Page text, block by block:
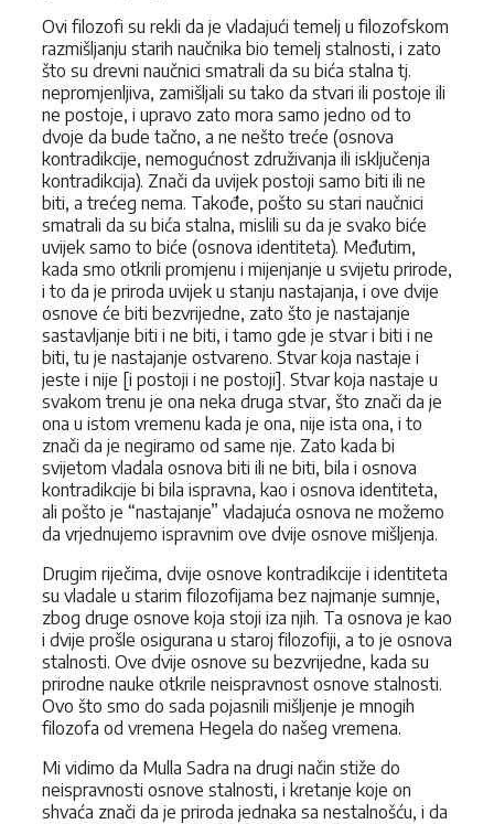
Ovi filozofi su rekli da je vladajući temelj u filozofskom
razmišljanju starih naučnika bio temelj stalnosti, i zato
što su drevni naučnici smatrali da su bića stalna tj.
nepromjenljiva, zamišljali su tako da stvari ili postoje ili
ne postoje, i upravo zato mora samo jedno od to
dvoje da bude tačno, a ne nešto treće (osnova
kontradikcije, nemogućnost združivanja ili isključenja
kontradikcija). Znači da uvijek postoji samo biti ili ne
biti, a trećeg nema. Takođe, pošto su stari naučnici
smatrali da su bića stalna, mislili su da je svako biće
uvijek samo to biće (osnova identiteta). Međutim,
kada smo otkrili promjenu i mijenjanje u svijetu prirode,
i to da je priroda uvijek u stanju nastajanja, i ove dvije
osnove će biti bezvrijedne, zato što je nastajanje
sastavljanje biti i ne biti, i tamo gde je stvar i biti i ne
biti, tu je nastajanje ostvareno. Stvar koja nastaje i
jeste i nije [i postoji i ne postoji]. Stvar koja nastaje u
svakom trenu je ona neka druga stvar, što znači da je
ona u istom vremenu kada je ona, nije ista ona, i to
znači da je negiramo od same nje. Zato kada bi
svijetom vladala osnova biti ili ne biti, bila i osnova
kontradikcije bi bila ispravna, kao i osnova identiteta,
ali pošto je “nastajanje” vladajuća osnova ne možemo
da vrjednujemo ispravnim ove dvije osnove mišljenja.
Drugim riječima, dvije osnove kontradikcije i identiteta
su vladale u starim filozofijama bez najmanje sumnje,
zbog druge osnove koja stoji iza njih. Ta osnova je kao
i dvije prošle osigurana u staroj filozofiji, a to je osnova
stalnosti. Ove dvije osnove su bezvrijedne, kada su
prirodne nauke otkrile neispravnost osnove stalnosti.
Ovo što smo do sada pojasnili mišljenje je mnogih
filozofa od vremena Hegela do našeg vremena.
Mi vidimo da Mulla Sadra na drugi način stiže do
neispravnosti osnove stalnosti, i kretanje koje on
shvaća znači da je priroda jednaka sa nestalnošću, i da